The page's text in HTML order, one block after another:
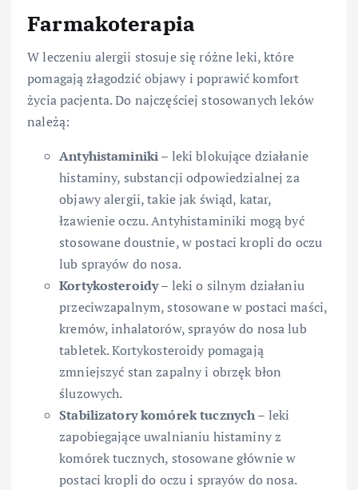
Farmakoterapia
W leczeniu alergii stosuje się różne leki, które
pomagają złagodzić objawy i poprawić komfort
życia pacjenta. Do najczęściej stosowanych leków
należą:
Antyhistaminiki– leki blokujące działanie
histaminy, substancji odpowiedzialnej za
objawy alergii, takie jak świąd, katar,
łzawienie oczu. Antyhistaminiki mogą być
stosowane doustnie, w postaci kropli do oczu
lub sprayów do nosa.
Kortykosteroidy– leki o silnym działaniu
przeciwzapalnym, stosowane w postaci maści,
kremów, inhalatorów, sprayów do nosa lub
tabletek. Kortykosteroidy pomagają
zmniejszyć stan zapalny i obrzęk błon
śluzowych.
Stabilizatory komórek tucznych– leki
zapobiegające uwalnianiu histaminy z
komórek tucznych, stosowane głównie w
postaci kropli do oczu i sprayów do nosa.